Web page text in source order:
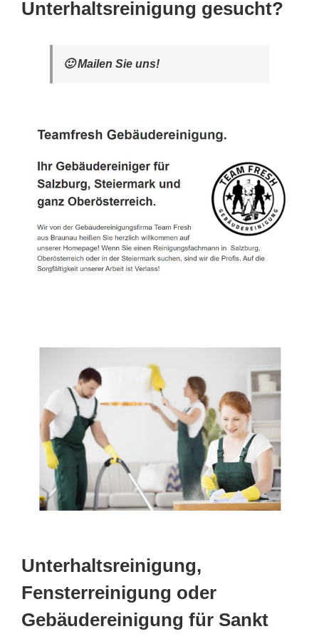
Unterhaltsreinigung gesucht?
🙂 Mailen Sie uns!
Unterhaltsreinigung,
Fensterreinigung oder
Gebäudereinigung für Sankt